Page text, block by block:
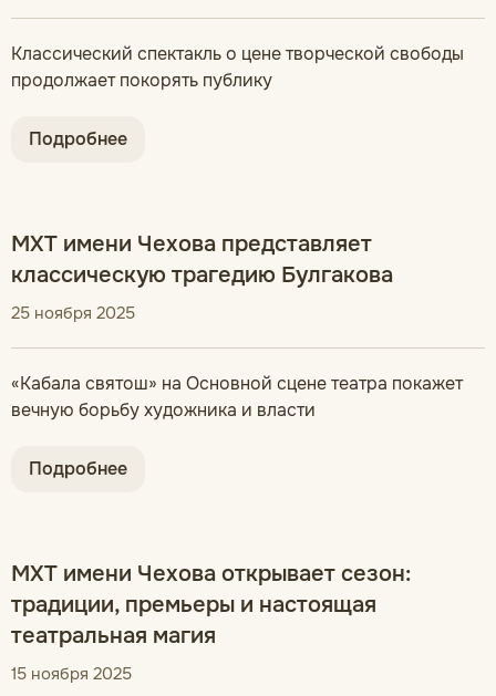
Классический спектакль о цене творческой свободы
продолжает покорять публику
Подробнее
МХТ имени Чехова представляет
классическую трагедию Булгакова
25 ноября 2025
«Кабала святош» на Основной сцене театра покажет
вечную борьбу художника и власти
Подробнее
МХТ имени Чехова открывает сезон:
традиции, премьеры и настоящая
театральная магия
15 ноября 2025